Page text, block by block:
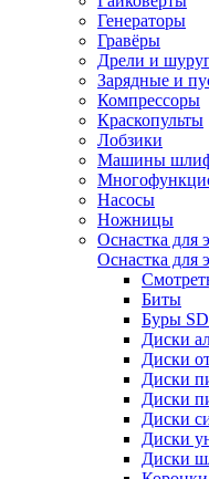
Генераторы
Гравёры
Дрели и
Зарядные и
Компрессоры
Краскопульты
Лобзики
Машины
Насосы
Ножницы
Оснастка для
Оснастка для
Биты
Буры
Диски
Диски
Диски
Диски
Диски
Диски
Диски